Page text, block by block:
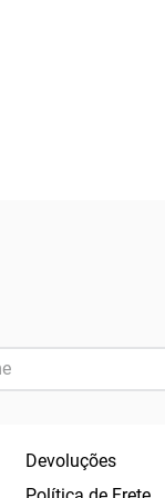
Devoluções